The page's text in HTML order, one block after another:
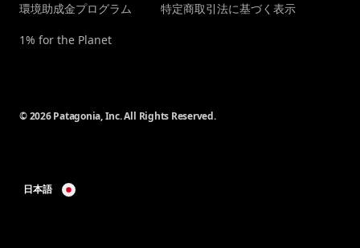
環境助成金プログラム
1% for the Planet
特定商取引法に基づく表示
© 2026 Patagonia, Inc. All Rights Reserved.
日本語